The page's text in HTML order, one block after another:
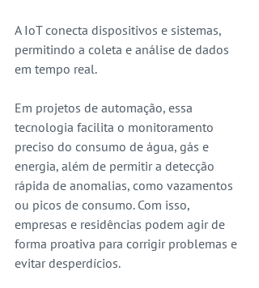
A IoT conecta dispositivos e sistemas,
permitindo a coleta e análise de dados
em tempo real.
Em projetos de automação, essa
tecnologia facilita o monitoramento
preciso do consumo de água, gás e
energia, além de permitir a detecção
rápida de anomalias, como vazamentos
ou picos de consumo. Com isso,
empresas e residências podem agir de
forma proativa para corrigir problemas e
evitar desperdícios.